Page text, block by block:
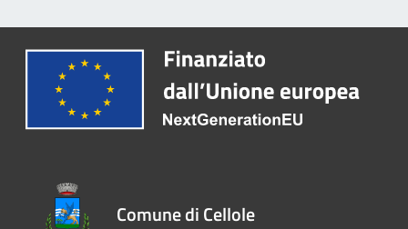
Comune di Cellole